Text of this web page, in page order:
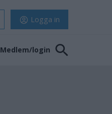
Logga in
Medlem/login